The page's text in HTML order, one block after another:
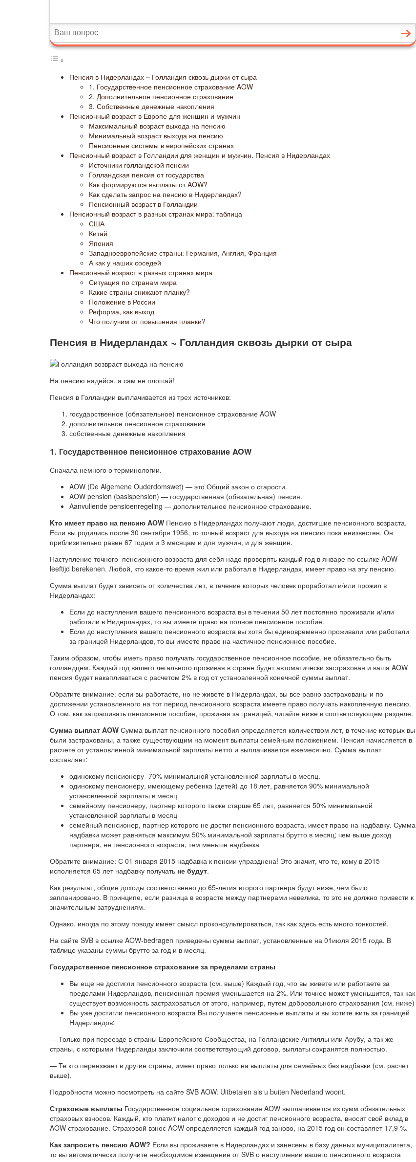
Пенсия в Нидерландах ~ Голландия сквозь дырки от сыра
1. Государственное пенсионное страхование AOW
2. Дополнительное пенсионное страхование
3. Собственные денежные накопления
Пенсионный возраст в Европе для женщин и мужчин
Максимальный возраст выхода на пенсию
Минимальный возраст выхода на пенсию
Пенсионные системы в европейских странах
Пенсионный возраст в Голландии для женщин и мужчин. Пенсия в Нидерландах
Источники голландской пенсии
Голландская пенсия от государства
Как формируются выплаты от AOW?
Как сделать запрос на пенсию в Нидерландах?
Пенсионный возраст в Голландии
Пенсионный возраст в разных странах мира: таблица
США
Китай
Япония
Западноевропейские страны: Германия, Англия, Франция
А как у наших соседей
Пенсионный возраст в разных странах мира
Ситуация по странам мира
Какие страны снижают планку?
Положение в России
Реформа, как выход
Что получим от повышения планки?
Пенсия в Нидерландах ~ Голландия сквозь дырки от сыра
На пенсию надейся, а сам не плошай!
Пенсия в Голландии выплачивается из трех источников:
государственное (обязательное) пенсионное страхование AOW
дополнительное пенсионное страхование
собственные денежные накопления
1. Государственное пенсионное страхование AOW
Сначала немного о терминологии.
AOW (De Algemene Ouderdomswet) — это Общий закон о старости.
AOW pension (basispension) — государственная (обязательная) пенсия.
Aanvullende pensioenregeling — дополнительное пенсионное страхование.
Kто имеет право на пенсию AOW Пенсию в Нидерландах получают люди, достигшие пенсионного возраста.
Если вы родились после 30 сентября 1956, то точный возраст для выхода на пенсию пока неизвестен. Он
приблизительно равен 67 годам и 3 месяцам и для мужчин, и для женщин.
Наступление точного пенсионного возраста для себя надо проверять каждый год в январе по ссылке AOW-
leeftijd berekenen. Любой, кто какое-то время жил или работал в Нидерландах, имеет право на эту пенсию.
Сумма выплат будет зависеть от количества лет, в течение которых человек проработал и/или прожил в
Нидерландах:
Если до наступления вашего пенсионного возраста вы в течении 50 лет постоянно проживали и/или
работали в Нидерландах, то вы имеете право на полное пенсионное пособие.
Если до наступления вашего пенсионного возраста вы хотя бы единовременно проживали или работали
за границей Нидерландов, то вы имеете право на частичное пенсионное пособие.
Таким образом, чтобы иметь право получать государственное пенсионное пособие, не обязательно быть
голландцем. Каждый год вашего легального проживая в стране будет автоматически застрахован и ваша AOW
пенсия будет накапливаться с расчетом 2% в год от установленной конечной суммы выплат.
Обратите внимание: если вы работаете, но не живете в Нидерландах, вы все равно застрахованы и по
достижении установленного на тот период пенсионного возраста имеете право получать накопленную пенсию.
О том, как запрашивать пенсионное пособие, проживая за границей, читайте ниже в соответствующем разделе.
Сумма выплат AOW Сумма выплат пенсионного пособия определяется количеством лет, в течение которых вы
были застрахованы, а также существующим на момент выплаты семейным положением. Пенсия начисляется в
расчете от установленной минимальной зарплаты нетто и выплачивается ежемесячно. Сумма выплат
составляет:
одинокому пенсионеру -70% минимальной установленной зарплаты в месяц.
одинокому пенсионеру, имеющему ребенка (детей) до 18 лет, равняется 90% минимальной
установленной зарплаты в месяц
семейному пенсионеру, партнер которого также старше 65 лет, равняется 50% минимальной
установленной зарплаты в месяц
семейный пенсионер, партнер которого не достиг пенсионного возраста, имеет право на надбавку. Сумма
надбавки может равняться максимум 50% минимальной зарплаты брутто в месяц; чем выше доход
партнера, не пенсионного возраста, тем меньше надбавка
Обратите внимание: С 01 января 2015 надбавка к пенсии упразднена! Это значит, что те, кому в 2015
исполняется 65 лет надбавку получать не будут.
Как результат, общие доходы соответственно до 65-летия второго партнера будут ниже, чем было
запланировано. В принципе, если разница в возрасте между партнерами невелика, то это не должно привести к
значительным затруднениям.
Однако, иногда по этому поводу имеет смысл проконсультироваться, так как здесь есть много тонкостей.
На сайте SVB в ссылке AOW-bedragen приведены суммы выплат, установленные на 01июля 2015 года. В
таблице указаны суммы брутто за год и в месяц.
Государственное пенсионное страхование за пределами страны
Вы еще не достигли пенсионного возраста (см. выше) Каждый год, что вы живете или работаете за
пределами Нидерландов, пенсионная премия уменьшается на 2%. Или точнее может уменьшится, так как
существует возможность застраховаться от этого, например, путем добровольного страхования (см. ниже)
Вы уже достигли пенсионного возраста Bы получаете пенсионные выплаты и вы хотите жить за границей
Нидерландов:
— Только при переезде в страны Европейского Сообщества, на Голландские Антиллы или Арубу, а так же
страны, с которыми Нидерланды заключили соответствующий договор, выплаты сохранятся полностью.
— Те кто переезжает в другие страны, имеет право только на выплаты для семейных без надбавки (см. расчет
выше).
Подробности можно посмотреть на сайте SVB AOW: Uitbetalen als u buiten Nederland woont.
Страховые выплаты Государственное социальное страхование AOW выплачивается из сумм обязательных
страховых взносов. Каждый, кто платит налог с доходов и не достиг пенсионного возраста, вносит свой вклад в
AOW страхование. Страховой взнос AOW определяется каждый год заново, на 2015 год он составляет 17,9 %.
Как запросить пенсию AOW? Если вы проживаете в Нидерландах и занесены в базу данных муниципалитета,
то вы автоматически получите необходимое извещение от SVB о наступлении вашего пенсионного возраста